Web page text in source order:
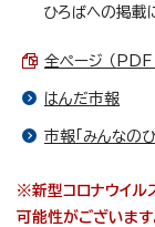
ひろばへの掲載
全ページ （PDF
はんだ市報
市報「みんなの
※新型コロナウイル
可能性がございます